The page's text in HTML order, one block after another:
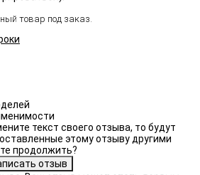
товар под заказ.
текст своего отзыва, то будут
этому отзыву другими
продолжить?